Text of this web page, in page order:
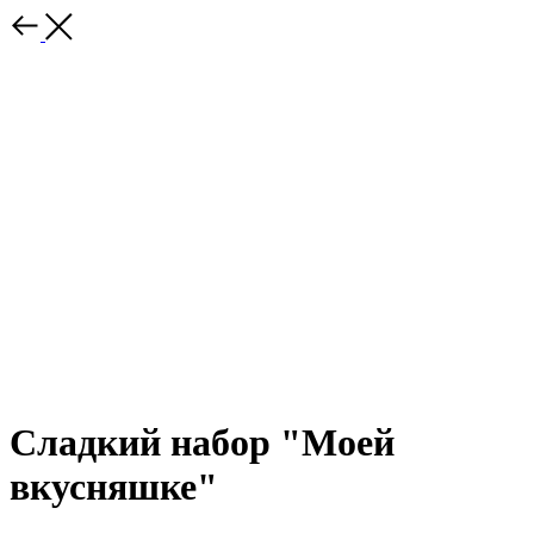
Сладкий набор "Моей
вкусняшке"